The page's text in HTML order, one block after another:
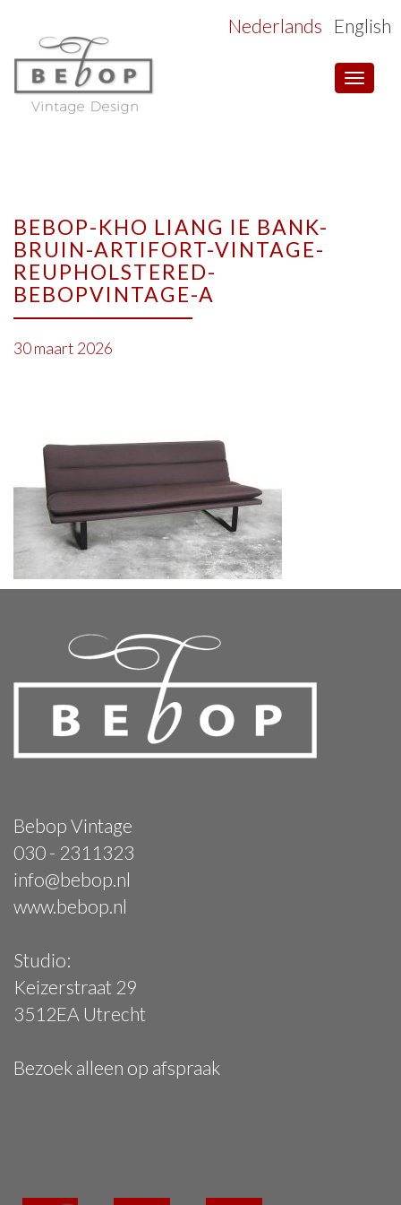
Toggle
Nederlands English
BEBOP-KHO LIANG IE BANK-
BRUIN-ARTIFORT-VINTAGE-
REUPHOLSTERED-
BEBOPVINTAGE-A
30 maart 2026
Bebop Vintage
030 - 2311323
info@bebop.nl
www.bebop.nl
Studio:
Keizerstraat 29
3512EA Utrecht
Bezoek alleen op afspraak